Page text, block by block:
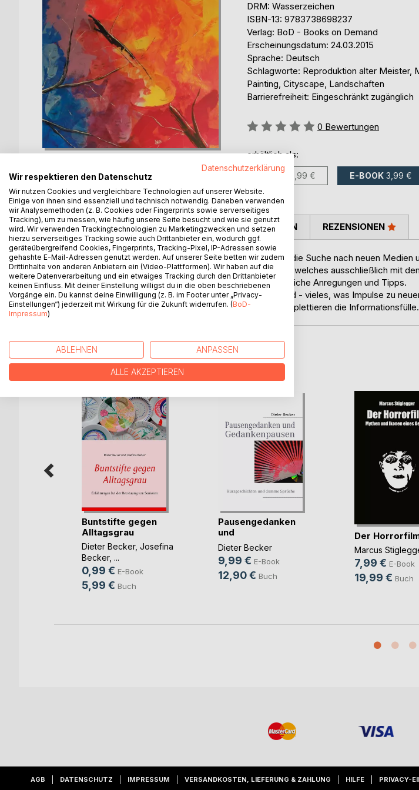
DRM: Wasserzeichen
ISBN-13: 9783738698237
Verlag: BoD - Books on Demand
Erscheinungsdatum: 24.03.2015
Sprache: Deutsch
Schlagworte: Reproduktion alter Meister,
Painting, Cityscape, Landschaften
Barrierefreiheit: Eingeschränkt zugänglich
Bewertung::
0 Bewertungen
erhältlich als:
BUCH 10,99 € E-BOOK 3,99 €
BESCHREIBUNG
Eine Fundgrube für jeden, der sich in seiner Malkunst auf die Suche nach neuen Medien
Von der Malerei mit Espresso über das realistische Ölbild, welches ausschließlich mit
ist bis hin zur Reproduktion alter Meister findet man zahlreiche Anregungen und Tipps.
Acryl, Pastell, Öl, Tusche - Leinwand, Papier, 3D-Malgrund - vieles, was Impulse zu
Hinweise auf Videoclips zu beschriebenen Projekten komplettieren die Informationsfülle.
AUTOR/IN PRESSESTIMMEN REZENSIONEN
WEITERE TITEL BEIBoD
Buntstifte gegen
Alltagsgrau
Dieter Becker, Josefina
Becker, ...
0,99 € E-Book
5,99 € Buch
Pausengedanken
und
Gedankenpausen
Dieter Becker
9,99 € E-Book
12,90 € Buch
Der
Marcus
7,99 € E-Book
19,99 € Buch
AGB DATENSCHUTZ IMPRESSUM VERSANDKOSTEN, LIEFERUNG & ZAHLUNG HILFE PRIVACY-
Datenschutzerklärung
Wir respektieren den Datenschutz
Wir nutzen Cookies und vergleichbare Technologien auf unserer Website.
Einige von ihnen sind essenziell und technisch notwendig. Daneben verwenden
wir Analysemethoden (z. B. Cookies oder Fingerprints sowie serverseitiges
Tracking), um zu messen, wie häufig unsere Seite besucht und wie sie genutzt
wird. Wir verwenden Trackingtechnologien zu Marketingzwecken und setzen
hierzu serverseitiges Tracking sowie auch Drittanbieter ein, wodurch ggf.
geräteübergreifend Cookies, Fingerprints, Tracking-Pixel, IP-Adressen sowie
gehashte E-Mail-Adressen genutzt werden. Auf unserer Seite betten wir zudem
Drittinhalte von anderen Anbietern ein (Video-Plattformen). Wir haben auf die
weitere Datenverarbeitung und ein etwaiges Tracking durch den Drittanbieter
keinen Einfluss. Mit deiner Einstellung willigst du in die oben beschriebenen
Vorgänge ein. Du kannst deine Einwilligung (z. B. im Footer unter „Privacy-
Einstellungen“) jederzeit mit Wirkung für die Zukunft widerrufen. (BoD-
Impressum)
ABLEHNEN ANPASSEN
ALLE AKZEPTIEREN